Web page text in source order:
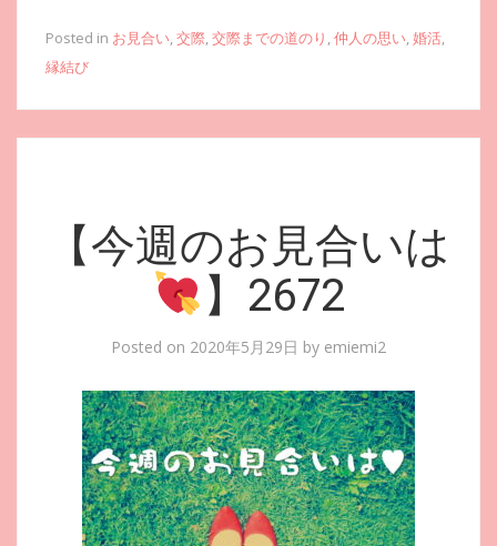
Posted in お見合い,交際,交際までの道のり ,仲人の思い,婚活,
縁結び
【今週のお見合いは
】2672
Posted on 2020年5月29日 by emiemi2